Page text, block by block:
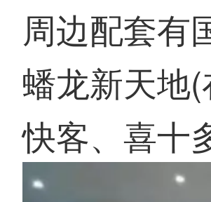
周边配套有
蟠龙新天地
快客、喜十